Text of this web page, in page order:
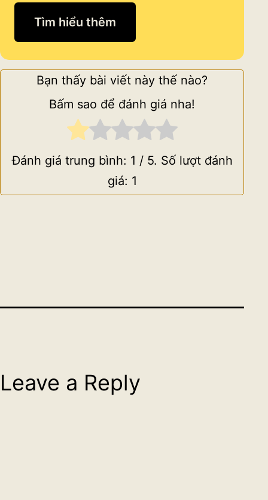
Tìm hiểu thêm
Bạn thấy bài viết này thế nào?
Bấm sao để đánh giá nha!
Đánh giá trung bình: 1 / 5. Số lượt đánh
giá: 1
Leave a Reply